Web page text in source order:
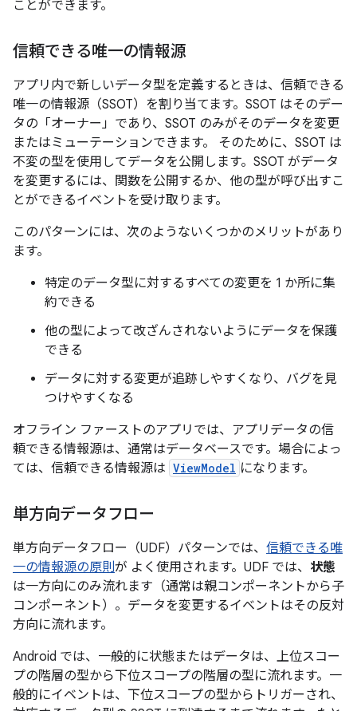
ことができます。
信頼できる唯一の情報源
アプリ内で新しいデータ型を定義するときは、信頼できる
唯一の情報源（SSOT）を割り当てます。SSOT はそのデー
タの「オーナー」であり、SSOT のみがそのデータを変更
またはミューテーションできます。 そのために、SSOT は
不変の型を使用してデータを公開します。SSOT がデータ
を変更するには、関数を公開するか、他の型が呼び出すこ
とができるイベントを受け取ります。
このパターンには、次のようないくつかのメリットがあり
ます。
特定のデータ型に対するすべての変更を 1 か所に集
約できる
他の型によって改ざんされないようにデータを保護
できる
データに対する変更が追跡しやすくなり、バグを見
つけやすくなる
オフライン ファーストのアプリでは、アプリデータの信
頼できる情報源は、通常はデータベースです。場合によっ
ては、信頼できる情報源は ViewModel になります。
単方向データフロー
単方向データフロー（UDF）パターンでは、 信頼できる唯
一の情報源の原則が よく使用されます。UDF では、 状態
は一方向にのみ流れます（通常は親コンポーネントから子
コンポーネント）。データを変更するイベントはその反対
方向に流れます。
Android では、一般的に状態またはデータは、上位スコー
プの階層の型から下位スコープの階層の型に流れます。一
般的にイベントは、下位スコープの型からトリガーされ、